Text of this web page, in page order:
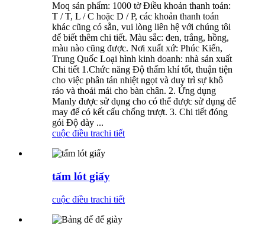
Moq sản phẩm: 1000 tờ Điều khoản thanh toán:
T / T, L / C hoặc D / P, các khoản thanh toán
khác cũng có sẵn, vui lòng liên hệ với chúng tôi
để biết thêm chi tiết. Màu sắc: đen, trắng, hồng,
màu nào cũng được. Nơi xuất xứ: Phúc Kiến,
Trung Quốc Loại hình kinh doanh: nhà sản xuất
Chi tiết 1.Chức năng Độ thấm khí tốt, thuận tiện
cho việc phân tán nhiệt ngọt và duy trì sự khô
ráo và thoải mái cho bàn chân. 2. Ứng dụng
Manly được sử dụng cho có thể được sử dụng để
may đế có kết cấu chống trượt. 3. Chi tiết đóng
gói Độ dày ...
cuộc điều trachi tiết
tấm lót giấy
cuộc điều trachi tiết